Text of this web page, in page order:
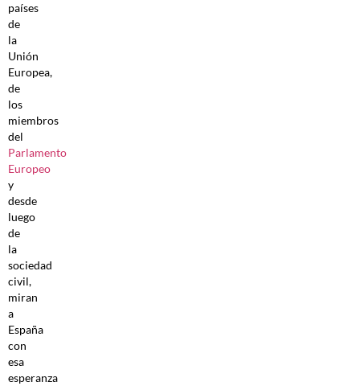
países
de
la
Unión
Europea,
de
los
miembros
del
Parlamento
Europeo
y
desde
luego
de
la
sociedad
civil,
miran
a
España
con
esa
esperanza